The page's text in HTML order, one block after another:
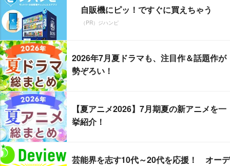
自販機にピッ！ですぐに買えちゃう
（PR）ジハンピ
2026年7月夏ドラマも、注目作＆話題作が
勢ぞろい！
【夏アニメ2026】7月期夏の新アニメを一
挙紹介！
芸能界を志す10代～20代を応援！ オーデ